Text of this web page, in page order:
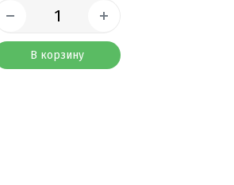
В корзину